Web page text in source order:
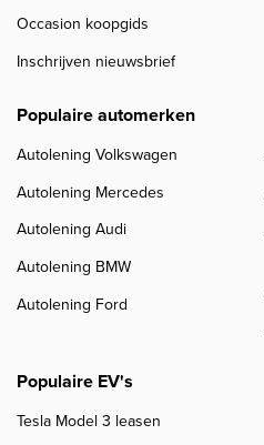
Occasion koopgids
Inschrijven nieuwsbrief
Populaire automerken
Autolening Volkswagen
Autolening Mercedes
Autolening Audi
Autolening BMW
Autolening Ford
Populaire EV's
Tesla Model 3 leasen